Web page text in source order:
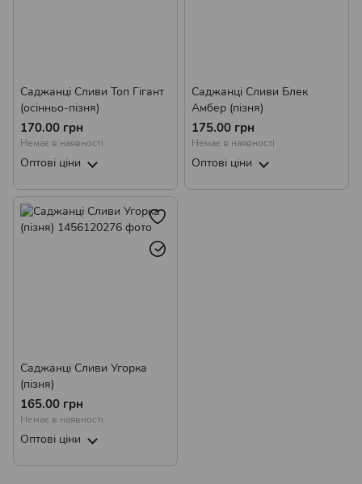
Саджанці Сливи Топ Гігант
(осінньо-пізня)
170.00 грн
Немає в наявності
Оптові ціни
Саджанці Сливи Блек
Амбер (пізня)
175.00 грн
Немає в наявності
Оптові ціни
Саджанці Сливи Угорка
(пізня)
165.00 грн
Немає в наявності
Оптові ціни